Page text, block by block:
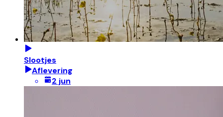
Slootjes
Aflevering
2 jun